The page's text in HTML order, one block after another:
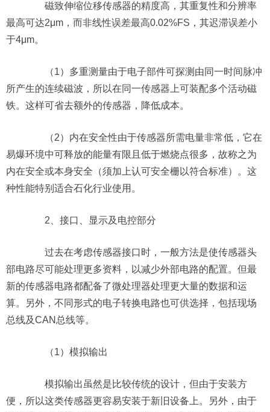
磁致伸缩位移传感器的精度高，其重复性和分辨率
最高可达2μm，而非线性误差最高0.02%FS，其迟滞误差小
于4μm。
（1）多重测量由于电子部件可探测由同一时间脉冲
所产生的连续磁波，所以在同一传感器上可装配多个活动磁
铁。这样可省去额外的传感器，降低成本。
（2）内在安全性由于传感器所需电量非常低，它在
易爆环境中可释放的能量有限且低于燃烧点很多，故称之为
内在安全或本身安全（须加上认可安全栅以符合标准）。这
种性能特别适合石化行业使用。
2、接口、显示及电控部分
过去在考虑传感器接口时，一般方法是使传感器头
部电路尽可能处理更多资料，以减少外部电路的配置。但最
新的传感器电路都配备了微处理器处理更大量的数据和运
算。另外，不同形式的电子转换电路也可供选择，包括现场
总线及CAN总线等。
（1）模拟输出
模拟输出虽然是比较传统的设计，但由于安装方
便，所以这类传感器更容易安装于新旧设备上。另外，由于